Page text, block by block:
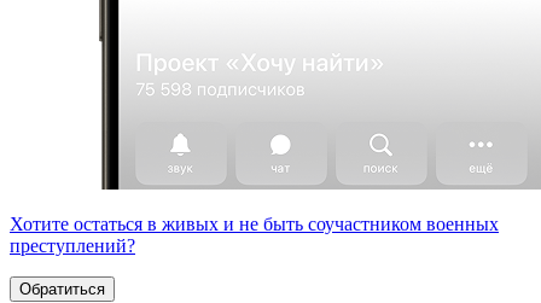
Хотите остаться в живых и не быть соучастником военных
преступлений?
Обратиться